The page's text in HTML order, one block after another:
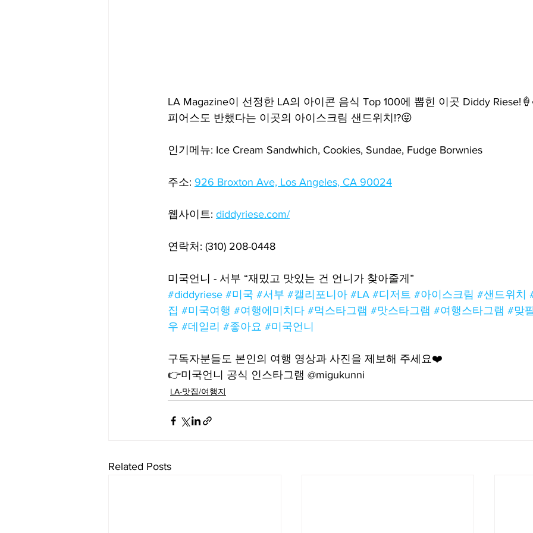
LA Magazine이 선정한 LA의 아이콘 음식 Top 100에 뽑힌 이곳 Diddy
피어스도 반했다는 이곳의 아이스크림 샌드위치!?😝
인기메뉴: Ice Cream Sandwhich, Cookies, Sundae, Fudge Borwnies
주소: 926 Broxton Ave, Los Angeles, CA 90024
웹사이트: diddyriese.com/
연락처: (310) 208-0448
미국언니 - 서부 “재밌고 맛있는 건 언니가 찾아줄게”
#diddyriese #미국 #서부 #캘리포니아 #LA #디저트 #아이스크림 #샌드위치
집 #미국여행 #여행에미치다 #먹스타그램 #맛스타그램 #여행스타그램 #맞
우 #데일리 #좋아요 #미국언니
구독자분들도 본인의 여행 영상과 사진을 제보해 주세요❤️
👉미국언니 공식 인스타그램 @migukunni
LA-맛집/여행지
Related Posts